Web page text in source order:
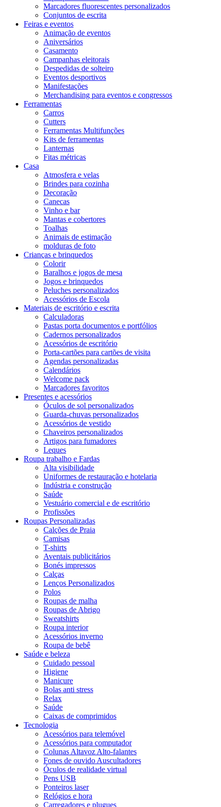
Marcadores fluorescentes personalizados
Conjuntos de escrita
Feiras e eventos
Animação de eventos
Aniversários
Casamento
Campanhas eleitorais
Despedidas de solteiro
Eventos desportivos
Manifestações
Merchandising para eventos e congressos
Ferramentas
Carros
Cutters
Ferramentas Multifunções
Kits de ferramentas
Lanternas
Fitas métricas
Casa
Atmosfera e velas
Brindes para cozinha
Decoração
Canecas
Vinho e bar
Mantas e cobertores
Toalhas
Animais de estimação
molduras de foto
Crianças e brinquedos
Colorir
Baralhos e jogos de mesa
Jogos e brinquedos
Peluches personalizados
Acessórios de Escola
Materiais de escritório e escrita
Calculadoras
Pastas porta documentos e portfólios
Cadernos personalizados
Acessórios de escritório
Porta-cartões para cartões de visita
Agendas personalizadas
Calendários
Welcome pack
Marcadores favoritos
Presentes e acessórios
Óculos de sol personalizados
Guarda-chuvas personalizados
Acessórios de vestido
Chaveiros personalizados
Artigos para fumadores
Leques
Roupa trabalho e Fardas
Alta visibilidade
Uniformes de restauração e hotelaria
Indústria e construção
Saúde
Vestuário comercial e de escritório
Profissões
Roupas Personalizadas
Calções de Praia
Camisas
T-shirts
Aventais publicitários
Bonés impressos
Calças
Lenços Personalizados
Polos
Roupas de malha
Roupas de Abrigo
Sweatshirts
Roupa interior
Acessórios inverno
Roupa de bebê
Saúde e beleza
Cuidado pessoal
Higiene
Manicure
Bolas anti stress
Relax
Saúde
Caixas de comprimidos
Tecnologia
Acessórios para telemóvel
Acessórios para computador
Colunas Altavoz Alto-falantes
Fones de ouvido Auscultadores
Óculos de realidade virtual
Pens USB
Ponteiros laser
Relógios e hora
Carregadores e plugues